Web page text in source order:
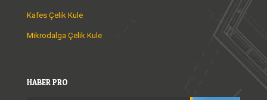
Kafes Çelik Kule
Mikrodalga Çelik Kule
HABER PRO